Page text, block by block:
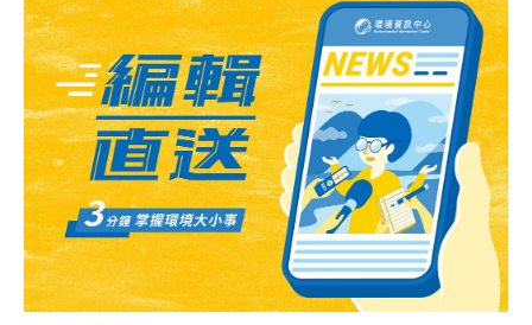
被冠上吃豆腐鯊惡島之名。 因為豆腐鯊個性溫和，身上帶
有白色小斑點，老一輩漁民稱之「憨鯊」或「大憨鯊」，
看起來呆呆的不怕漁船，常常會游過來跟漁船玩耍，相當
可愛，這是2020年首度遇見。 豆腐鯊因不會傷害其他魚
種，個性溫和又有「海洋中溫柔巨人」美名，過去因肉質
鮮美遭人類捕食，數量日漸稀少，要見到其身影美麗可以
說是相當不容易。